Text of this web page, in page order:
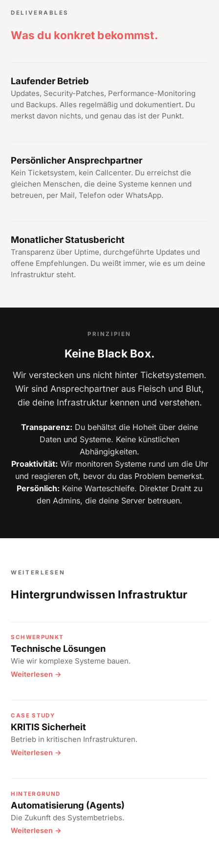
DELIVERABLES
Was du konkret bekommst.
Laufender Betrieb
Updates, Security-Patches, Performance-Monitoring
und Backups. Alles regelmäßig und dokumentiert. Du
merkst davon nichts, und genau das ist der Punkt.
Persönlicher Ansprechpartner
Kein Ticketsystem, kein Callcenter. Du erreichst die
gleichen Menschen, die deine Systeme kennen und
betreuen, per Mail, Telefon oder WhatsApp.
Monatlicher Statusbericht
Transparenz über Uptime, durchgeführte Updates und
offene Empfehlungen. Du weißt immer, wie es um deine
Infrastruktur steht.
PRINZIPIEN
Keine Black Box.
Wir verstecken uns nicht hinter Ticketsystemen.
Wir sind Ansprechpartner aus Fleisch und Blut,
die deine Infrastruktur kennen und verstehen.
Transparenz: Du behältst die Hoheit über deine
Daten und Systeme. Keine künstlichen
Abhängigkeiten.
Proaktivität: Wir monitoren Systeme rund um die Uhr
und reagieren oft, bevor du das Problem bemerkst.
Persönlich: Keine Warteschleife. Direkter Draht zu
den Admins, die deine Server betreuen.
WEITERLESEN
Hintergrundwissen Infrastruktur
SCHWERPUNKT
Technische Lösungen
Wie wir komplexe Systeme bauen.
Weiterlesen →
CASE STUDY
KRITIS Sicherheit
Betrieb in kritischen Infrastrukturen.
Weiterlesen →
HINTERGRUND
Automatisierung (Agents)
Die Zukunft des Systembetriebs.
Weiterlesen →